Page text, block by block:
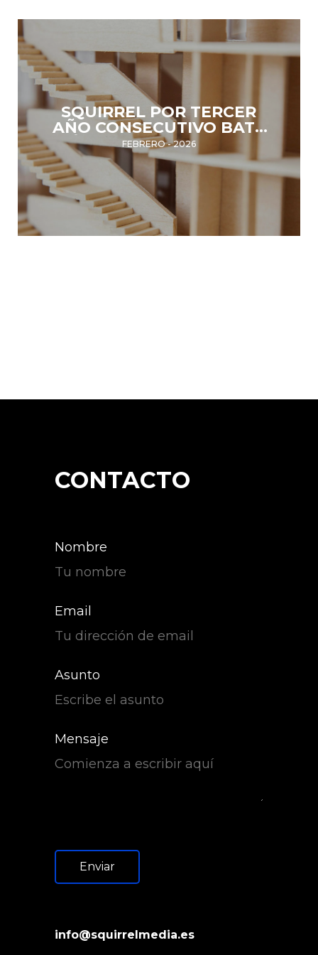
SQUIRREL POR TERCER
AÑO CONSECUTIVO BATE
RÉCORD DE BENEFICIOS
FEBRERO - 2026
CONTACTO
Nombre
Email
Asunto
Mensaje
Enviar
info@squirrelmedia.es